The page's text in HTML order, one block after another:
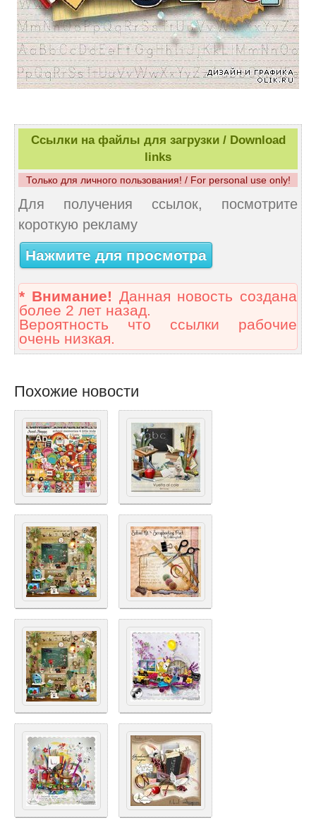
Ссылки на файлы для загрузки / Download
links
Только для личного пользования! / For personal use only!
Для получения ссылок, посмотрите
короткую рекламу
Нажмите для просмотра
* Внимание! Данная новость создана
более 2 лет назад.
Вероятность что ссылки рабочие
очень низкая.
Похожие новости